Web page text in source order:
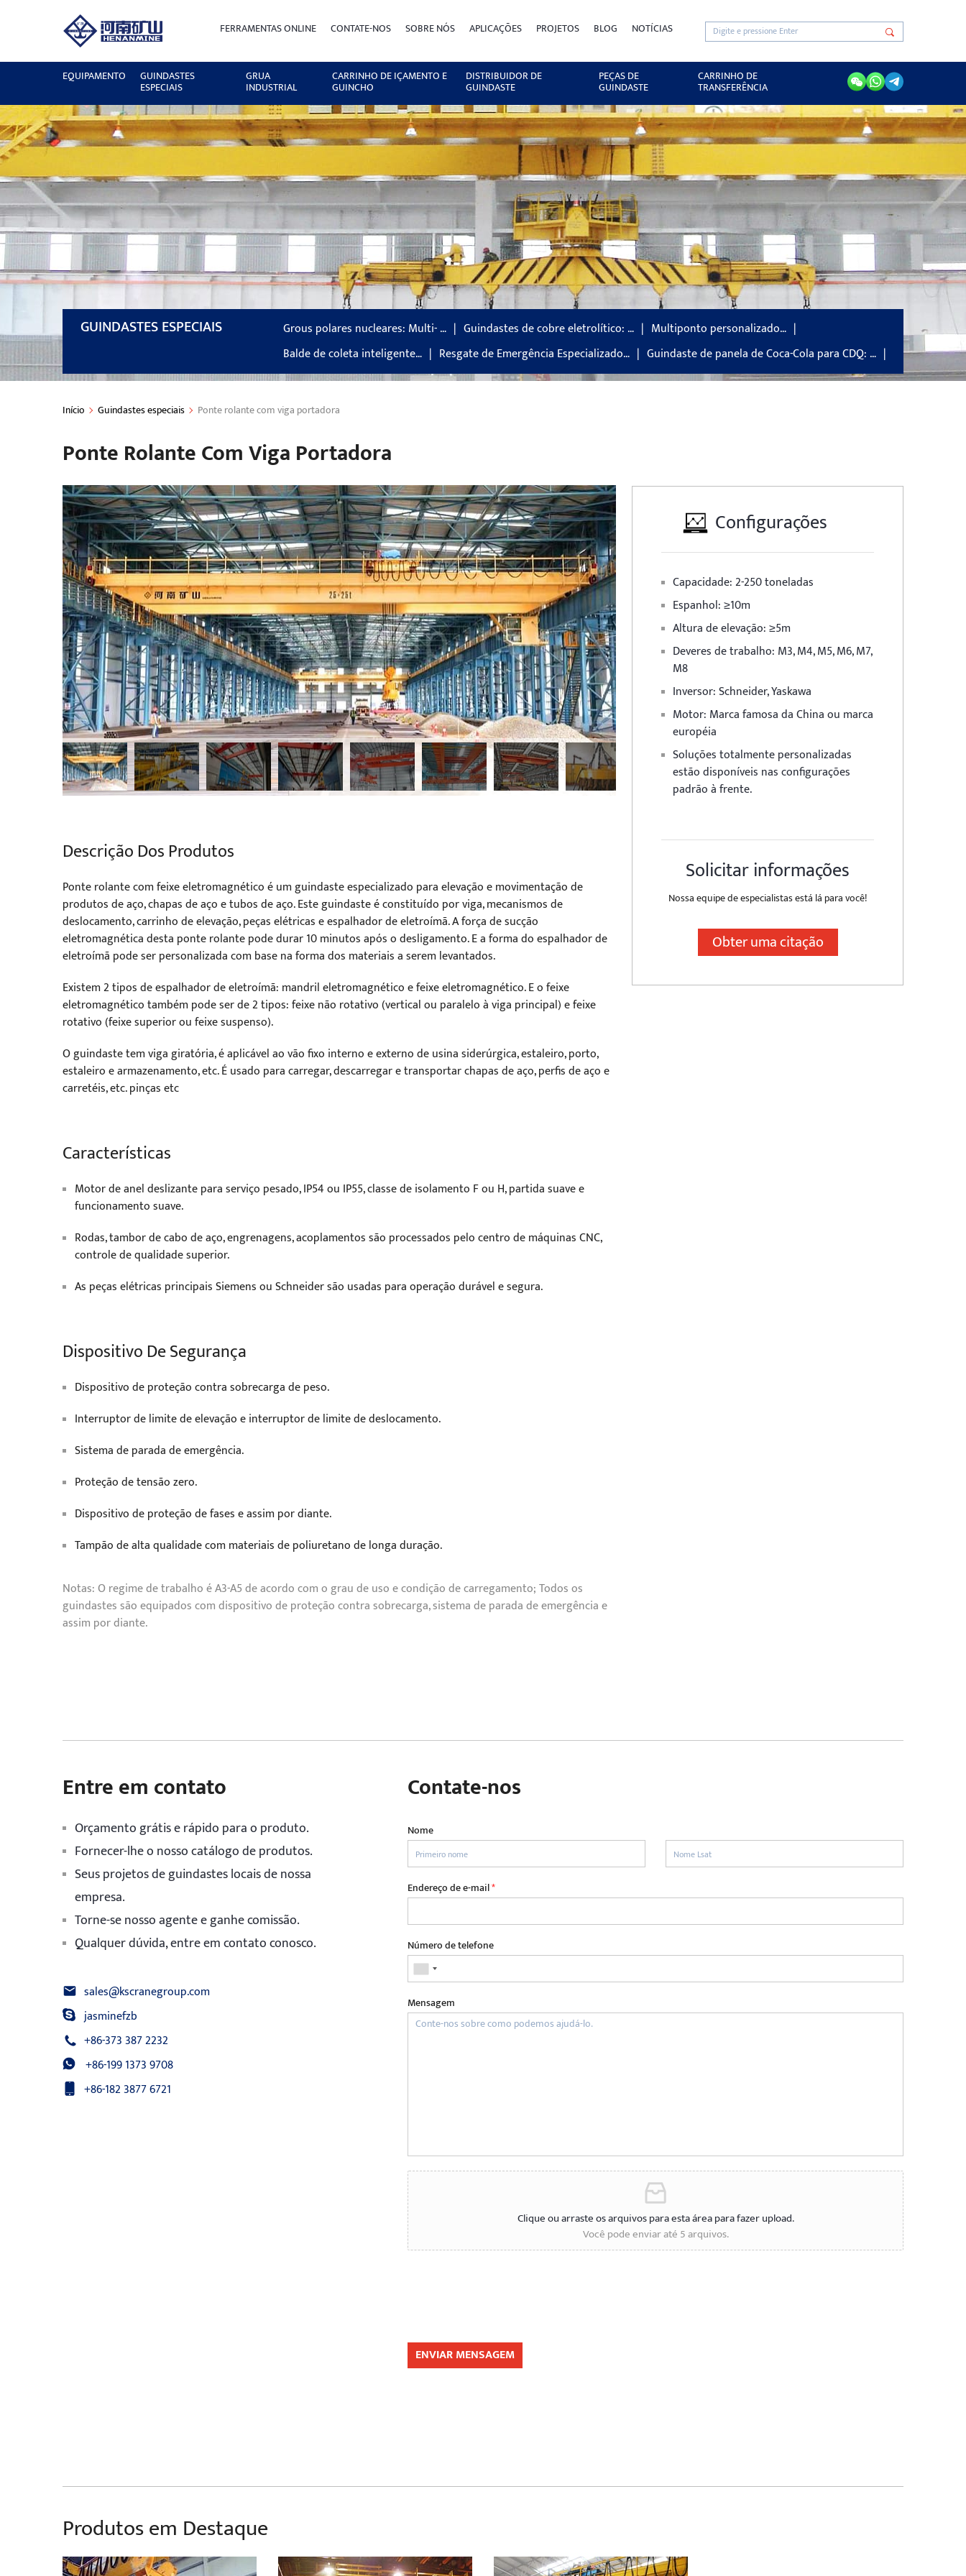
FERRAMENTAS ONLINE CONTATE-NOS SOBRE NÓS APLICAÇÕES PROJETOS BLOG NOTÍCIAS
EQUIPAMENTO GUINDASTES
ESPECIAIS
GRUA
INDUSTRIAL
CARRINHO DE IÇAMENTO E
GUINCHO
DISTRIBUIDOR DE
GUINDASTE
PEÇAS DE
GUINDASTE
CARRINHO DE
TRANSFERÊNCIA
GUINDASTES ESPECIAIS Grous polares nucleares: Multi- … Guindastes de cobre eletrolítico: …
Multiponto personalizado…
Balde de coleta inteligente…
Resgate de Emergência Especializado… Guindaste de panela de Coca-Cola para CDQ: …
Início Guindastes especiais Ponte rolante com viga portadora
Ponte Rolante Com Viga Portadora
Descrição Dos Produtos
Ponte rolante com feixe eletromagnético é um guindaste especializado para elevação e movimentação de
produtos de aço, chapas de aço e tubos de aço. Este guindaste é constituído por viga, mecanismos de
deslocamento, carrinho de elevação, peças elétricas e espalhador de eletroímã. A força de sucção
eletromagnética desta ponte rolante pode durar 10 minutos após o desligamento. E a forma do espalhador de
eletroímã pode ser personalizada com base na forma dos materiais a serem levantados.
Existem 2 tipos de espalhador de eletroímã: mandril eletromagnético e feixe eletromagnético. E o feixe
eletromagnético também pode ser de 2 tipos: feixe não rotativo (vertical ou paralelo à viga principal) e feixe
rotativo (feixe superior ou feixe suspenso).
O guindaste tem viga giratória, é aplicável ao vão fixo interno e externo de usina siderúrgica, estaleiro, porto,
estaleiro e armazenamento, etc. É usado para carregar, descarregar e transportar chapas de aço, perfis de aço e
carretéis, etc. pinças etc
Características
Motor de anel deslizante para serviço pesado, IP54 ou IP55, classe de isolamento F ou H, partida suave e
funcionamento suave.
Rodas, tambor de cabo de aço, engrenagens, acoplamentos são processados pelo centro de máquinas CNC,
controle de qualidade superior.
As peças elétricas principais Siemens ou Schneider são usadas para operação durável e segura.
Dispositivo De Segurança
Dispositivo de proteção contra sobrecarga de peso.
Interruptor de limite de elevação e interruptor de limite de deslocamento.
Sistema de parada de emergência.
Proteção de tensão zero.
Dispositivo de proteção de fases e assim por diante.
Tampão de alta qualidade com materiais de poliuretano de longa duração.
Notas: O regime de trabalho é A3-A5 de acordo com o grau de uso e condição de carregamento; Todos os
guindastes são equipados com dispositivo de proteção contra sobrecarga, sistema de parada de emergência e
assim por diante.
Configurações
Capacidade: 2-250 toneladas
Espanhol: ≥10m
Altura de elevação: ≥5m
Deveres de trabalho: M3, M4, M5, M6, M7,
M8
Inversor: Schneider, Yaskawa
Motor: Marca famosa da China ou marca
européia
Soluções totalmente personalizadas
estão disponíveis nas configurações
padrão à frente.
Solicitar informações
Nossa equipe de especialistas está lá para você!
Obter uma citação
Entre em contato
Orçamento grátis e rápido para o produto.
Fornecer-lhe o nosso catálogo de produtos.
Seus projetos de guindastes locais de nossa
empresa.
Torne-se nosso agente e ganhe comissão.
Qualquer dúvida, entre em contato conosco.
sales@kscranegroup.com
jasminefzb
+86-373 387 2232
+86-199 1373 9708
+86-182 3877 6721
Contate-nos
Nome
Endereço de e-mail*
Número de telefone
Mensagem
Clique ou arraste os arquivos para esta área para fazer upload.
Você pode enviar até 5 arquivos.
ENVIAR MENSAGEM
Produtos em Destaque